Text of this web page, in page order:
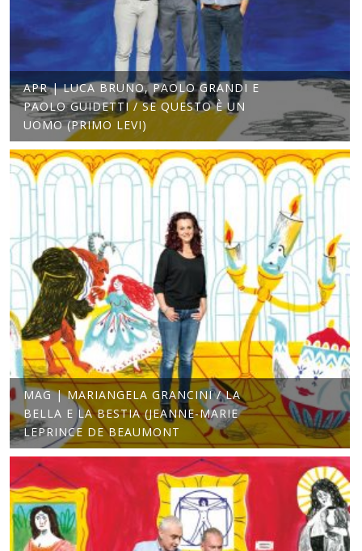
APR | LUCA BRUNO, PAOLO GRANDI E
PAOLO GUIDETTI / SE QUESTO È UN
UOMO (PRIMO LEVI)
MAG | MARIANGELA GRANCINI / LA
BELLA E LA BESTIA (JEANNE-MARIE
LEPRINCE DE BEAUMONT